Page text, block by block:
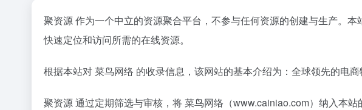
聚资源 作为一个中立的资源聚合平台，不参与任何资源的创建与生产。
快速定位和访问所需的在线资源。
根据本站对 菜鸟网络 的收录信息，该网站的基本介绍为：全球领先的电
聚资源 通过定期筛选与审核，将 菜鸟网络（www.cainiao.com）纳入本